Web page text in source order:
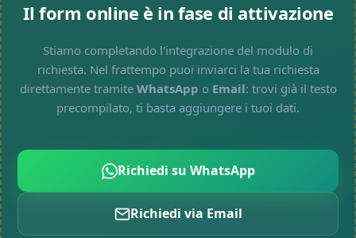
Il form online è in fase di attivazione
Stiamo completando l'integrazione del modulo di
richiesta. Nel frattempo puoi inviarci la tua richiesta
direttamente tramite WhatsApp o Email: trovi già il testo
precompilato, ti basta aggiungere i tuoi dati.
Richiedi su WhatsApp
Richiedi via Email